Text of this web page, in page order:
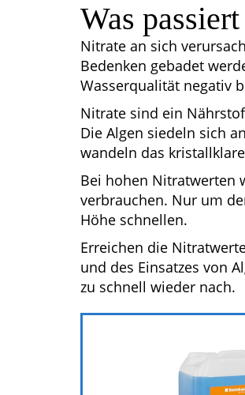
Was
Nitrate an sich
Bedenken gebadet
Wasserqualität negativ
Nitrate sind ein
Die Algen siedeln sich
wandeln das
Bei hohen Nitratwerten
verbrauchen. Nur um
Höhe schnellen.
Erreichen die
und des Einsatzes von
zu schnell wieder nach.